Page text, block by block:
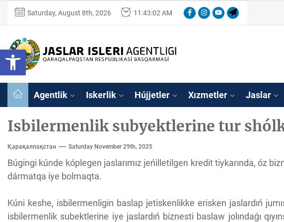
Open toolbar
content
Saturday, August 8th, 2026 11:43:03 AM FacebookInstagram
YoutubeTelegram
Qaraqalpaqstan
Respublikası
Ózbekstan jaslar isleri
Agentlik Iskerlik Hújjetler Xızmetler Jaslar
Isbilermenlik subyektlerine tur
Қарақалпақстан Saturday November 29th, 2025
Búgingi kúnde kóplegen jaslarımız jeńilletilgen kredit tiykarında, óz
dármatqa iye bolmaqta.
Kúni keshe, isbilermenligin baslap jetiskenlikke erisken jaslardıń
isbilermenlik subektlerine iye jaslardıń biznesti baslaw jolındaǵı